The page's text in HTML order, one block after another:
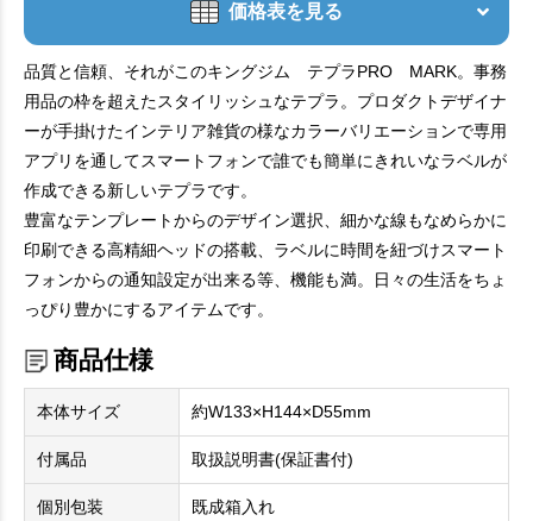
価格表を見る
品質と信頼、それがこのキングジム テプラPRO MARK。事務
用品の枠を超えたスタイリッシュなテプラ。プロダクトデザイナ
ーが手掛けたインテリア雑貨の様なカラーバリエーションで専用
アプリを通してスマートフォンで誰でも簡単にきれいなラベルが
作成できる新しいテプラです。
豊富なテンプレートからのデザイン選択、細かな線もなめらかに
印刷できる高精細ヘッドの搭載、ラベルに時間を紐づけスマート
フォンからの通知設定が出来る等、機能も満。日々の生活をちょ
っぴり豊かにするアイテムです。
商品仕様
本体サイズ 約W133×H144×D55mm
付属品 取扱説明書(保証書付)
個別包装 既成箱入れ